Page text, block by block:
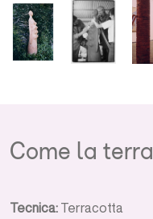
Come la terra
Tecnica: Terracotta